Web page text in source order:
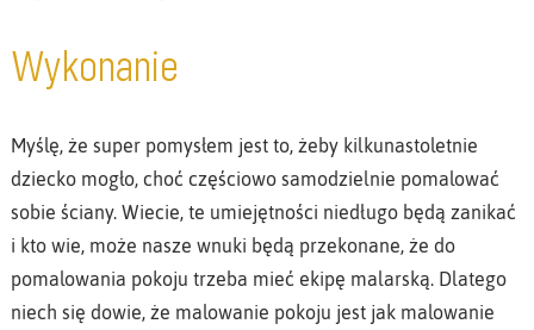
Wykonanie
Myślę, że super pomysłem jest to, żeby kilkunastoletnie
dziecko mogło, choć częściowo samodzielnie pomalować
sobie ściany. Wiecie, te umiejętności niedługo będą zanikać
i kto wie, może nasze wnuki będą przekonane, że do
pomalowania pokoju trzeba mieć ekipę malarską. Dlatego
niech się dowie, że malowanie pokoju jest jak malowanie